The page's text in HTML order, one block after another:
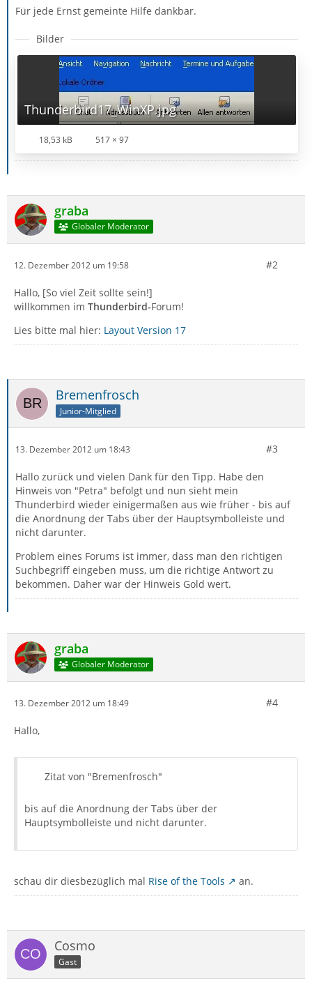
Für jede Ernst gemeinte Hilfe dankbar.
Bilder
Thunderbird17_WinXP.jpg
18,53 kB 517 × 97
graba
Globaler Moderator
12. Dezember 2012 um 19:58 #2
Hallo, [So viel Zeit sollte sein!]
willkommen im Thunderbird-Forum!
Lies bitte mal hier: Layout Version 17
Bremenfrosch
Junior-Mitglied
13. Dezember 2012 um 18:43 #3
Hallo zurück und vielen Dank für den Tipp. Habe den
Hinweis von "Petra" befolgt und nun sieht mein
Thunderbird wieder einigermaßen aus wie früher - bis auf
die Anordnung der Tabs über der Hauptsymbolleiste und
nicht darunter.
Problem eines Forums ist immer, dass man den richtigen
Suchbegriff eingeben muss, um die richtige Antwort zu
bekommen. Daher war der Hinweis Gold wert.
graba
Globaler Moderator
13. Dezember 2012 um 18:49 #4
Hallo,
Zitat von "Bremenfrosch"
bis auf die Anordnung der Tabs über der
Hauptsymbolleiste und nicht darunter.
schau dir diesbezüglich mal Rise of the Tools an.
Cosmo
Gast